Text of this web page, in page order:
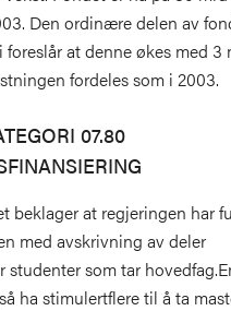
Den ordinære delen av
foreslår at denne økes med 3
fordeles som i 2003.
07.80
beklager at regjeringen har
med avskrivning av deler
studenter som tar
ha stimulertflere til å ta